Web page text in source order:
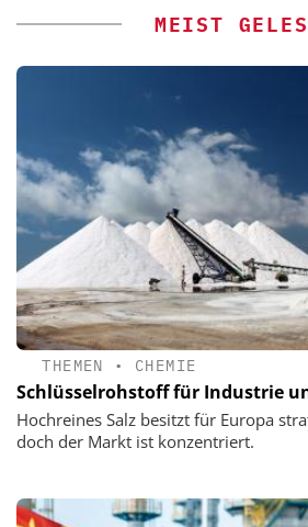
MEIST
THEMEN • CHEMIE
Schlüsselrohstoff für Industrie
Hochreines Salz besitzt für Europa
doch der Markt ist konzentriert.